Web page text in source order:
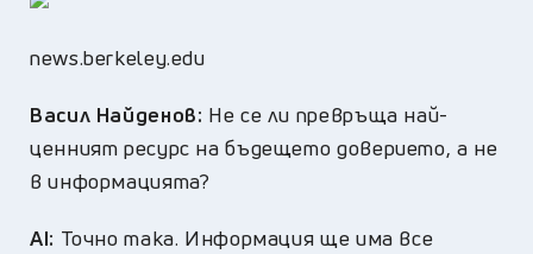
news.berkeley.edu
Васил Найденов: Не се ли превръща най-
ценният ресурс на бъдещето доверието, а не
в информацията?
AI: Точно така. Информация ще има все